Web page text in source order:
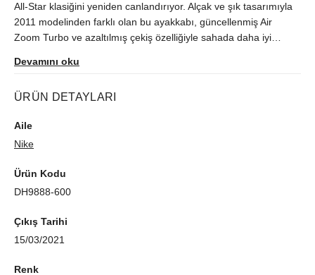
All-Star klasiğini yeniden canlandırıyor. Alçak ve şık tasarımıyla
2011 modelinden farklı olan bu ayakkabı, güncellenmiş Air
Zoom Turbo ve azaltılmış çekiş özelliğiyle sahada daha iyi
desenli malzeme, Kobe’nin "Black Mamba" lakabını yansıtıyor.
bir boyut katıyor. Nike, Kobe Bryant'ın mirasını ve tarzını bu
Devamını oku
ÜRÜN DETAYLARI
Aile
Nike
Ürün Kodu
DH9888-600
Çıkış Tarihi
15/03/2021
Renk